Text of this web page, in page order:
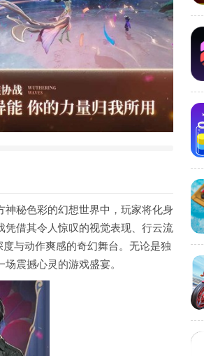
神秘色彩的幻想世界中，玩家将化身
凭借其令人惊叹的视觉表现、行云流
与动作爽感的奇幻舞台。无论是独
震撼心灵的游戏盛宴。